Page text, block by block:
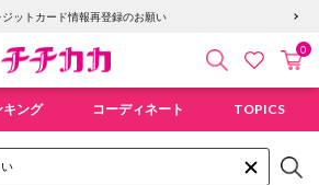
ジットカード情報再登録のお願い
検索 お気にカ
0
キング コーディネート TOPICS